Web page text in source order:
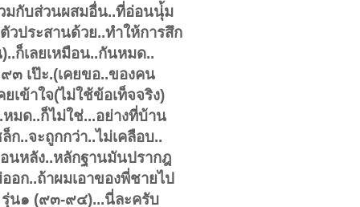
วมกับส่วนผสมอื่น..ที่อ่อนนุ่้ม
วประสานด้วย..ทำให้การสึก
ก็เลยเหมือน..กันหมด..
๓ เป๊ะ.(เคยขอ..ของคน
เข้าใจ(ไม่ใช้ข้อเท็จจริง)
มด..ก็ไม่ใช่...อย่างที่บ้าน
..จะถูกกว่า..ไม่เคลือบ..
อนหลัง..หลักฐานมันปรากฎ
อก..ถ้าผมเอาของพี่ชายไป
รุ่น๑ (๙๓-๙๔)...นี่ละครับ